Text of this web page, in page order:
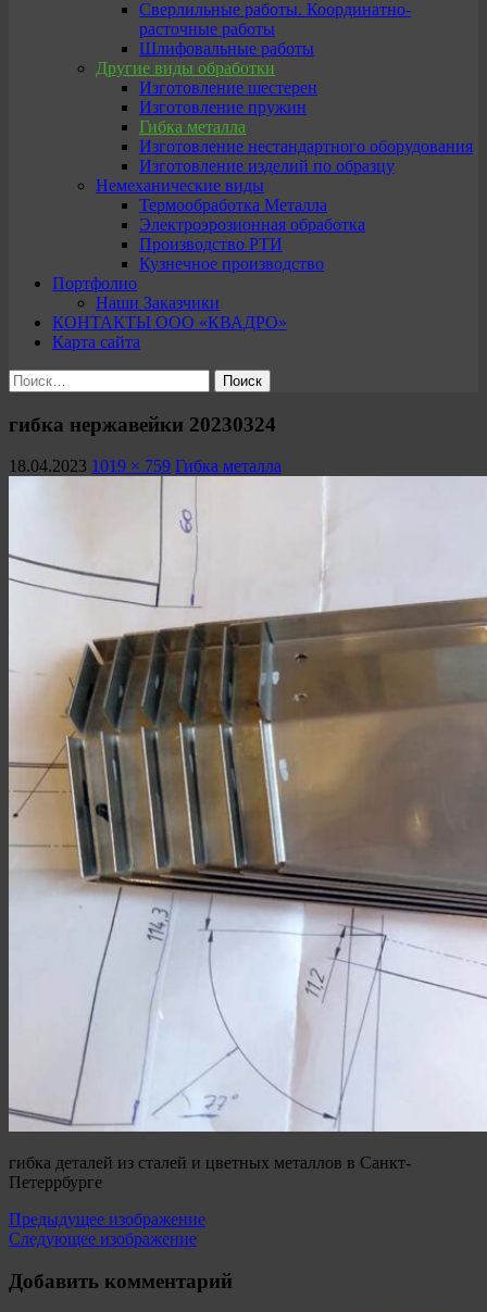
Сверлильные работы. Координатно-
расточные работы
Шлифовальные работы
Другие виды обработки
Изготовление шестерен
Изготовление пружин
Гибка металла
Изготовление нестандартного оборудования
Изготовление изделий по образцу
Немеханические виды
Термообработка Металла
Электроэрозионная обработка
Производство РТИ
Кузнечное производство
Портфолио
Наши Заказчики
КОНТАКТЫ ООО «КВАДРО»
Карта сайта
Найти:
гибка нержавейки 20230324
18.04.2023 1019 × 759 Гибка металла
гибка деталей из сталей и цветных металлов в Санкт-
Петеррбурге
Предыдущее изображение
Следующее изображение
Добавить комментарий